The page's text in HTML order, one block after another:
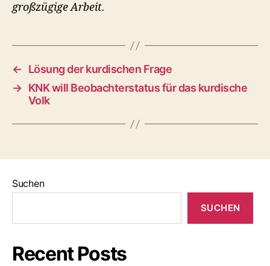
großzügige Arbeit.
←
Lösung der kurdischen Frage
→ KNK will Beobachterstatus für das kurdische
Volk
Suchen
SUCHEN
Recent Posts